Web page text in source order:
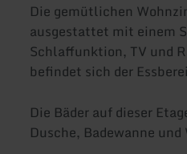
Die gemütlichen
ausgestattet mit einem
Schlaffunktion, TV und
befindet sich der
Die Bäder auf dieser
Dusche, Badewanne und